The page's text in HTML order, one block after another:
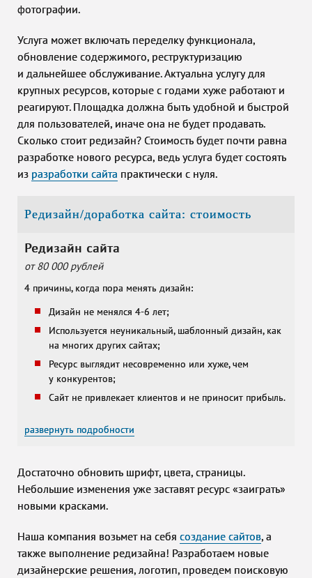
фотографии.
Услуга может включать переделку функционала,
обновление содержимого, реструктуризацию
и дальнейшее обслуживание. Актуальна услугу для
крупных ресурсов, которые с годами хуже работают и
реагируют. Площадка должна быть удобной и быстрой
для пользователей, иначе она не будет продавать.
Сколько стоит редизайн? Стоимость будет почти равна
разработке нового ресурса, ведь услуга будет состоять
из разработки сайта практически с нуля.
Редизайн/доработка сайта: стоимость
Редизайн сайта
от 80 000рублей
4 причины, когда пора менять дизайн:
Дизайн не менялся 4-6 лет;
Используется неуникальный, шаблонный дизайн, как
на многих других сайтах;
Ресурс выглядит несовременно или хуже, чем
у конкурентов;
Сайт не привлекает клиентов и не приносит прибыль.
развернуть подробности
Достаточно обновить шрифт, цвета, страницы.
Небольшие изменения уже заставят ресурс «заиграть»
новыми красками.
Наша компания возьмет на себя создание сайтов, а
также выполнение редизайна! Разработаем новые
дизайнерские решения, логотип, проведем поисковую